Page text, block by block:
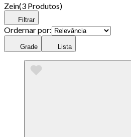
Zein(3 Produtos)
Filtrar
Ordernar por:
Grade Lista